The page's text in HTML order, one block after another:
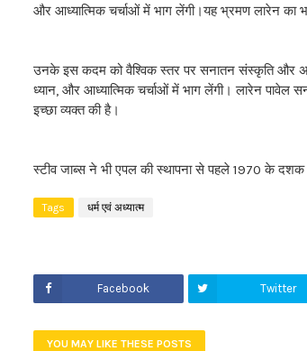
और आध्यात्मिक चर्चाओं में भाग लेंगी।यह भ्रमण लारेन का
उनके इस कदम को वैश्विक स्तर पर सनातन संस्कृति और
ध्यान, और आध्यात्मिक चर्चाओं में भाग लेंगी। लारेन पावेल
इच्छा व्यक्त की है।
स्टीव जाब्स ने भी एपल की स्थापना से पहले 1970 के दशक
Tags धर्म एवं अध्यात्म
Facebook Twitter
YOU MAY LIKE THESE POSTS